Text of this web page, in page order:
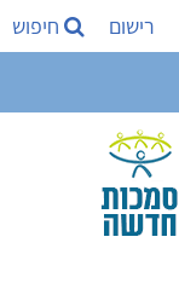
רישום חיפוש